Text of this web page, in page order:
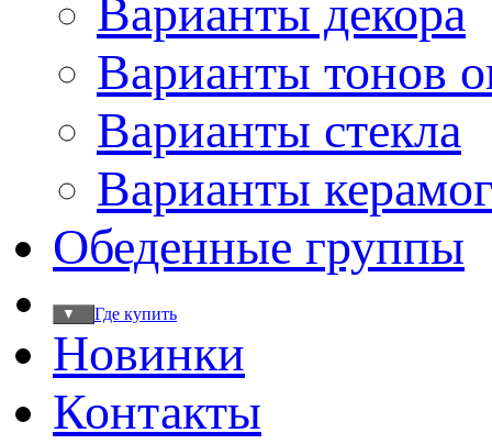
Варианты декора
Варианты тонов
Варианты стекла
Варианты
Обеденные группы
Где купить
▼
Новинки
Контакты